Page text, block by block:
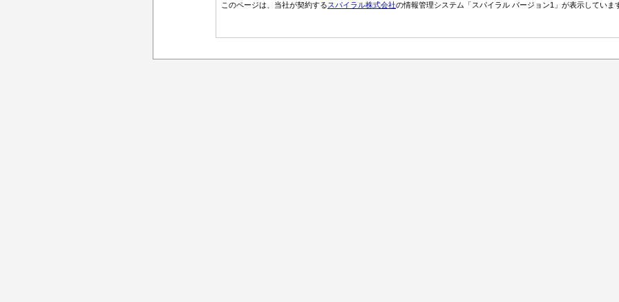
このページは、当社が契約するスパイラル株式会社の情報管理システム「スパイラル バージョン1」が表示していま